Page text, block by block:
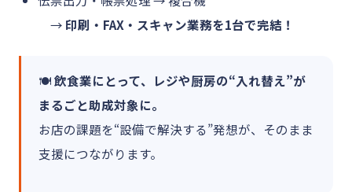
→ 印刷・FAX・スキャン業務を1台で完結！
🍽飲食業にとって、レジや厨房の“入れ替え”が
まるごと助成対象に。
お店の課題を“設備で解決する”発想が、そのまま
支援につながります。